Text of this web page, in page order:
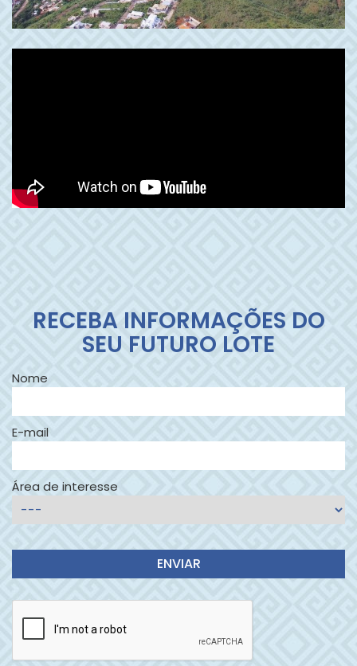
RECEBA INFORMAÇÕES DO
SEU FUTURO LOTE
Nome
E-mail
Área de interesse